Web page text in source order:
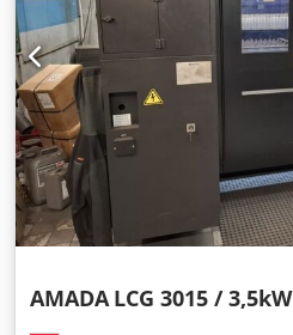
AMADA LCG 3015 / 3,5kW